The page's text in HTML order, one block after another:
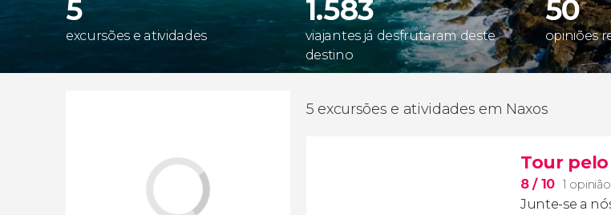
5
excursões e atividades
1.583
viajantes já desfrutaram deste
destino
50
opiniões
5 excursões e atividades em Naxos
Tour
8/ 10 1 opinião
Junte-se a